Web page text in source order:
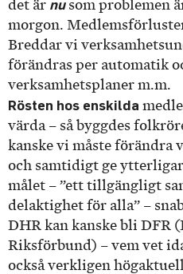
det är nusom problemen
morgon.
Breddar vi
förändras per automatik
verksamhetsplaner m.m.
Rösten hos enskilda
värda – så byggdes
kanske vi måste förändra
och samtidigt ge
målet – ”ett tillgängligt
delaktighet för alla” –
DHR kan kanske bli DFR
Riksförbund) – vem vet
också verkligen